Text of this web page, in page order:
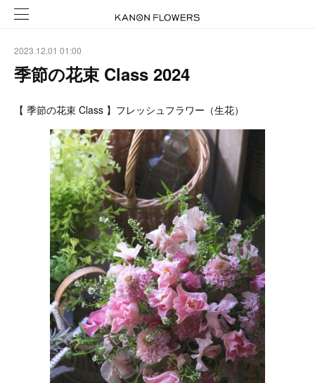
2023.12.01 01:00
季節の花束 Class 2024
【 季節の花束 Class 】フレッシュフラワー（生花）